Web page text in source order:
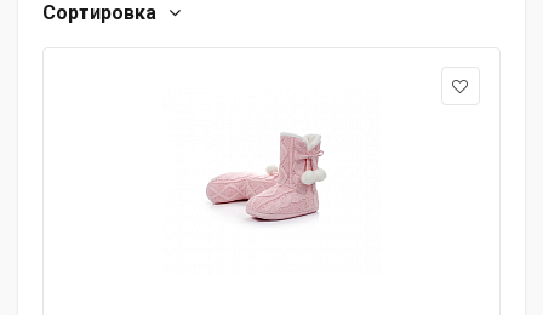
Сортировка